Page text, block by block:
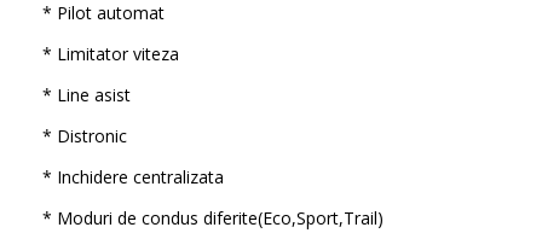
* Pilot automat
* Limitator viteza
* Line asist
* Distronic
* Inchidere centralizata
* Moduri de condus diferite(Eco,Sport,Trail)